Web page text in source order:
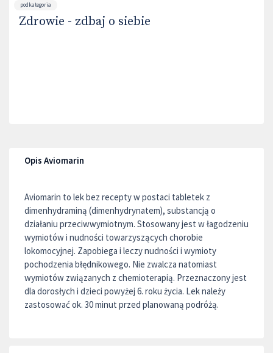
podkategoria
Zdrowie - zdbaj o siebie
Opis Aviomarin
Aviomarin to lek bez recepty w postaci tabletek z
dimenhydraminą (dimenhydrynatem), substancją o
działaniu przeciwwymiotnym. Stosowany jest w łagodzeniu
wymiotów i nudności towarzyszących chorobie
lokomocyjnej. Zapobiega i leczy nudności i wymioty
pochodzenia błędnikowego. Nie zwalcza natomiast
wymiotów związanych z chemioterapią. Przeznaczony jest
dla dorosłych i dzieci powyżej 6. roku życia. Lek należy
zastosować ok. 30 minut przed planowaną podróżą.